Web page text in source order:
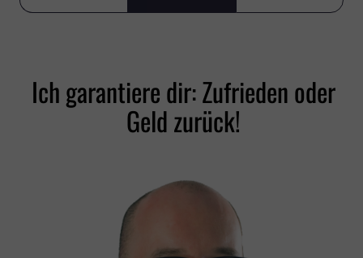
Ich garantiere dir: Zufrieden oder
Geld zurück!